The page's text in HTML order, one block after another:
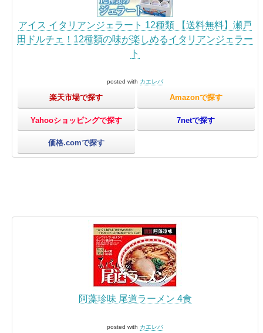
アイス イタリアンジェラート 12種類 【送料無料】瀬戸
田ドルチェ！12種類の味が楽しめるイタリアンジェラー
ト
posted with カエレバ
楽天市場で探す Amazonで探す
Yahooショッピングで探す 7netで探す
価格.comで探す
阿藻珍味 尾道ラーメン 4食
posted with カエレバ